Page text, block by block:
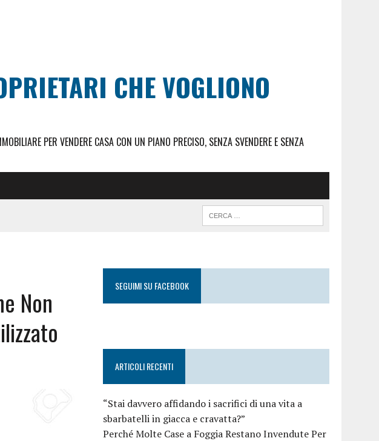
CHE VOGLIONO
PER VENDERE CASA CON UN PIANO PRECISO, SENZA SVENDERE E SENZA
Non
SEGUIMI SU FACEBOOK
ARTICOLI RECENTI
“Stai davvero affidando i sacrifici di una vita a
sbarbatelli in giacca e cravatta?”
Perché Molte Case a Foggia Restano Invendute Per